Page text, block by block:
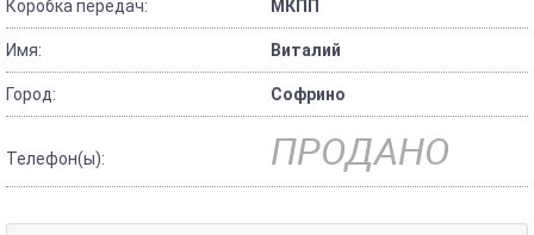
Коробка передач: МКПП
Имя: Виталий
Город: Софрино
Телефон(ы): ПРОДАНО